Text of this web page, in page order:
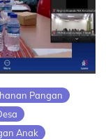
Pangan
Anak